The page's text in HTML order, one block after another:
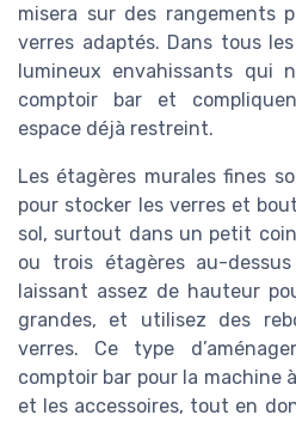
misera sur des rangements
verres adaptés. Dans tous
lumineux envahissants qui
comptoir bar et
espace déjà restreint.
Les étagères murales fines
pour stocker les verres et
sol, surtout dans un petit
ou trois étagères au-
laissant assez de hauteur
grandes, et utilisez des
verres. Ce type
comptoir bar pour la machine
et les accessoires, tout en